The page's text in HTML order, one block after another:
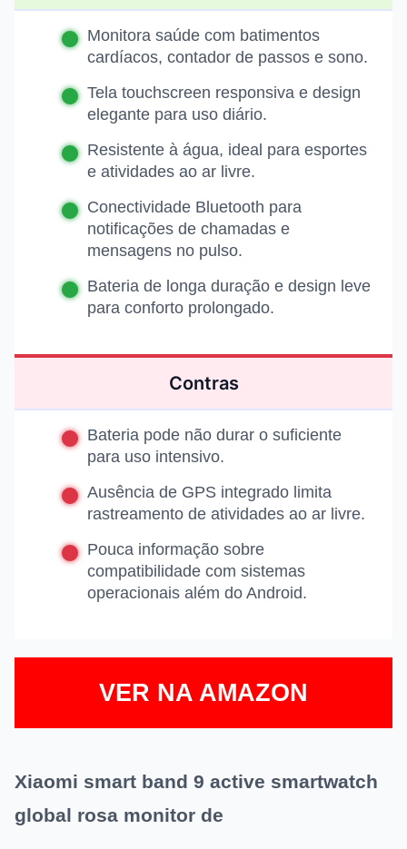
Monitora saúde com batimentos
cardíacos, contador de passos e sono.
Tela touchscreen responsiva e design
elegante para uso diário.
Resistente à água, ideal para esportes
e atividades ao ar livre.
Conectividade Bluetooth para
notificações de chamadas e
mensagens no pulso.
Bateria de longa duração e design leve
para conforto prolongado.
Contras
Bateria pode não durar o suficiente
para uso intensivo.
Ausência de GPS integrado limita
rastreamento de atividades ao ar livre.
Pouca informação sobre
compatibilidade com sistemas
operacionais além do Android.
VER NA AMAZON
Xiaomi smart band 9 active smartwatch
global rosa monitor de